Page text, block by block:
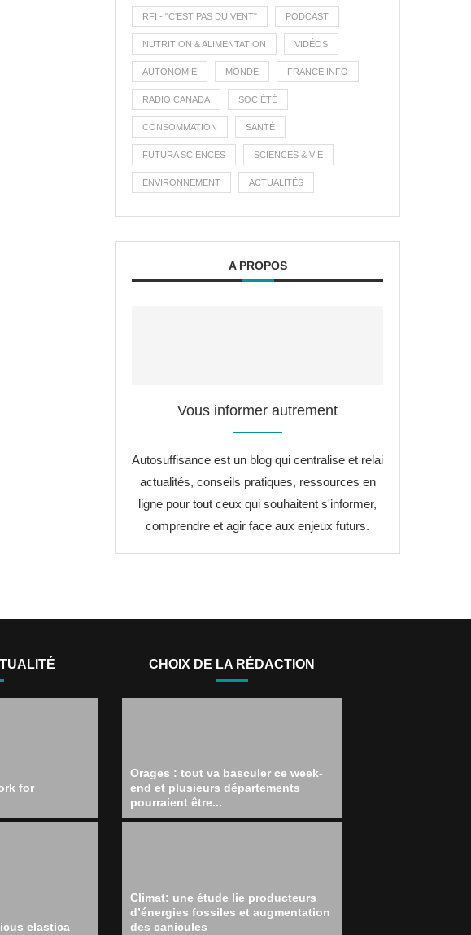
RFI - "C'EST PAS DU VENT" PODCAST
NUTRITION & ALIMENTATION VIDÉOS
AUTONOMIE MONDE FRANCE INFO
RADIO CANADA SOCIÉTÉ
CONSOMMATION SANTÉ
FUTURA SCIENCES SCIENCES & VIE
ENVIRONNEMENT ACTUALITÉS
A PROPOS
Vous informer autrement
Autosuffisance est un blog qui centralise et relai
actualités, conseils pratiques, ressources en
ligne pour tout ceux qui souhaitent s'informer,
comprendre et agir face aux enjeux futurs.
for
elastica
CHOIX DE LA RÉDACTION
Orages : tout va basculer ce week-
end et plusieurs départements
pourraient être...
Climat: une étude lie producteurs
d’énergies fossiles et augmentation
des canicules